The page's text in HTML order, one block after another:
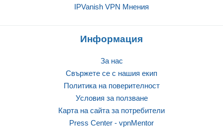
IPVanish VPN Mнения
Информация
За нас
Свържете се с нашия екип
Политика на поверителност
Условия за ползване
Карта на сайта за потребители
Press Center - vpnMentor